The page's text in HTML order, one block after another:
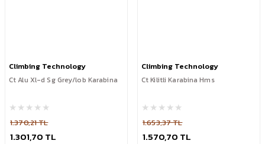
Climbing Technology
Ct Alu Xl-d Sg Grey/lob Karabina
1.370,21 TL
1.301,70 TL
Climbing Technology
Ct Kilitli Karabina Hms
1.653,37 TL
1.570,70 TL